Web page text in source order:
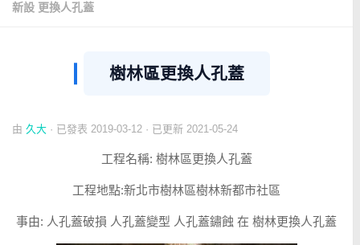
新設 更換人孔蓋
樹林區更換人孔蓋
由 久大 · 已發表 2019-03-12 · 已更新 2021-05-24
工程名稱: 樹林區更換人孔蓋
工程地點:新北市樹林區樹林新都市社區
事由: 人孔蓋破損 人孔蓋變型 人孔蓋鏽蝕 在 樹林更換人孔蓋